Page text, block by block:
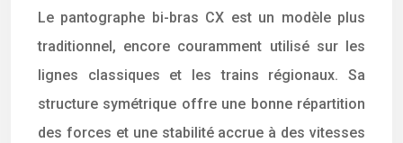
Le pantographe bi-bras CX est un modèle plus
traditionnel, encore couramment utilisé sur les
lignes classiques et les trains régionaux. Sa
structure symétrique offre une bonne répartition
des forces et une stabilité accrue à des vitesses